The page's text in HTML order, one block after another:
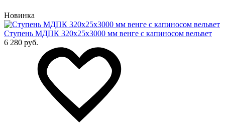
Новинка
Cтупень МДПК 320х25х3000 мм венге с капиносом вельвет
6 280 руб.